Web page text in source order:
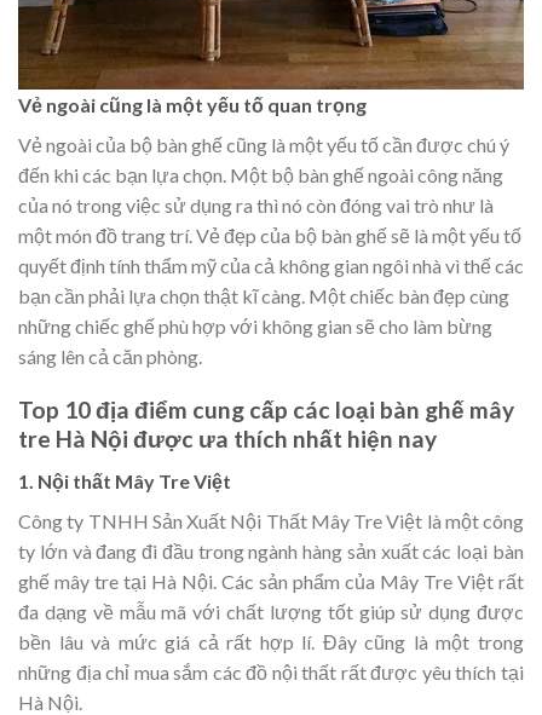
Vẻ ngoài cũng là một yếu tố quan trọng
Vẻ ngoài của bộ bàn ghế cũng là một yếu tố cần được chú ý
đến khi các bạn lựa chọn. Một bộ bàn ghế ngoài công năng
của nó trong việc sử dụng ra thì nó còn đóng vai trò như là
một món đồ trang trí. Vẻ đẹp của bộ bàn ghế sẽ là một yếu tố
quyết định tính thẩm mỹ của cả không gian ngôi nhà vì thế các
bạn cần phải lựa chọn thật kĩ càng. Một chiếc bàn đẹp cùng
những chiếc ghế phù hợp với không gian sẽ cho làm bừng
sáng lên cả căn phòng.
Top 10 địa điểm cung cấp các loại bàn ghế mây
tre Hà Nội được ưa thích nhất hiện nay
1. Nội thất Mây Tre Việt
Công ty TNHH Sản Xuất Nội Thất Mây Tre Việt là một công
ty lớn và đang đi đầu trong ngành hàng sản xuất các loại bàn
ghế mây tre tại Hà Nội. Các sản phẩm của Mây Tre Việt rất
đa dạng về mẫu mã với chất lượng tốt giúp sử dụng được
bền lâu và mức giá cả rất hợp lí. Đây cũng là một trong
những địa chỉ mua sắm các đồ nội thất rất được yêu thích tại
Hà Nội.